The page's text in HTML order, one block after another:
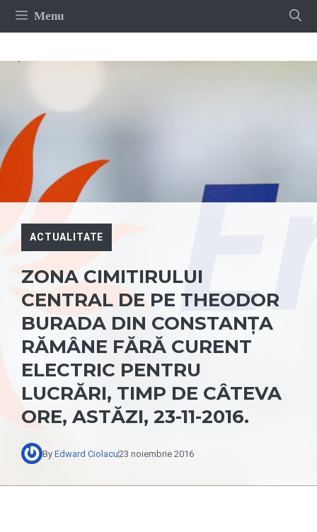
Sari
Menu
ACTUALITATE
ZONA CIMITIRULUI
CENTRAL DE PE THEODOR
BURADA DIN CONSTANŢA
RĂMÂNE FĂRĂ CURENT
ELECTRIC PENTRU
LUCRĂRI, TIMP DE CÂTEVA
ORE, ASTĂZI, 23-11-2016.
By Edward Ciolacu23 noiembrie 2016